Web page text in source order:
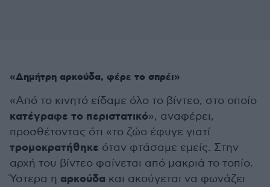
«Δημήτρη αρκούδα, φέρε το σπρέι»
«Από το κινητό είδαμε όλο το βίντεο, στο οποίο
κατέγραφε το περιστατικό», αναφέρει,
προσθέτοντας ότι «το ζώο έφυγε γιατί
τρομοκρατήθηκε όταν φτάσαμε εμείς. Στην
αρχή του βίντεο φαίνεται από μακριά το τοπίο.
Ύστερα η αρκούδα και ακούγεται να φωνάζει